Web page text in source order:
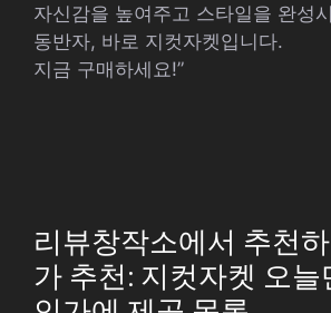
자신감을 높여주고 스타일을 완성
동반자, 바로 지컷자켓입니다.
지금 구매하세요!”
리뷰창작소에서 추천하
가 추천: 지컷자켓 오늘